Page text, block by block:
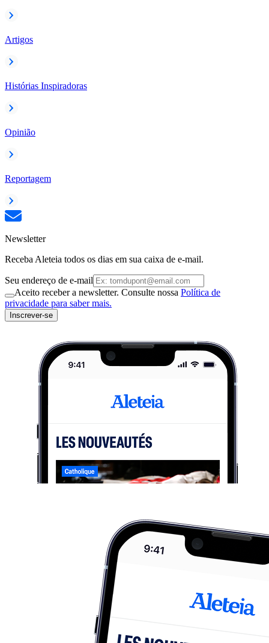
Artigos
Histórias Inspiradoras
Opinião
Reportagem
Newsletter
Receba Aleteia todos os dias em sua caixa de e-mail.
Seu endereço de e-mail
Aceito receber a newsletter. Consulte nossa Política de
privacidade para saber mais.
Inscrever-se